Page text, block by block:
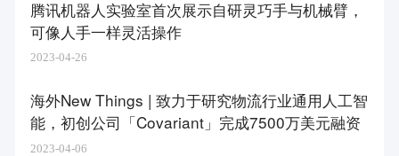
腾讯机器人实验室首次展示自研灵巧手与机械臂，
可像人手一样灵活操作
2023-04-26
海外New Things | 致力于研究物流行业通用人工智
能，初创公司「Covariant」完成7500万美元融资
2023-04-06